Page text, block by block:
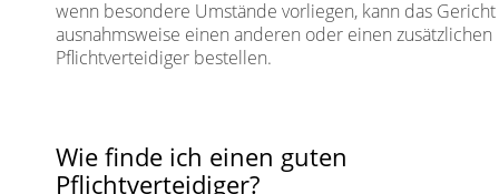
wenn besondere Umstände vorliegen, kann das Gericht
ausnahmsweise einen anderen oder einen zusätzlichen
Pflichtverteidiger bestellen.
Wie finde ich einen guten
Pflichtverteidiger?